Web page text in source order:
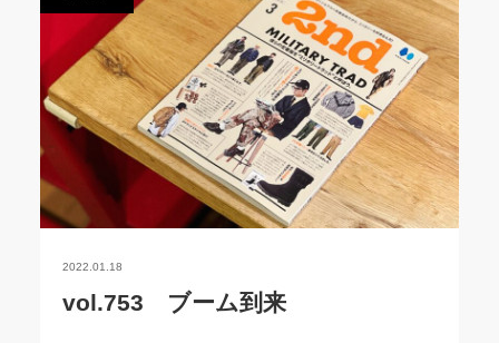
2022.01.18
vol.753 ブーム到来